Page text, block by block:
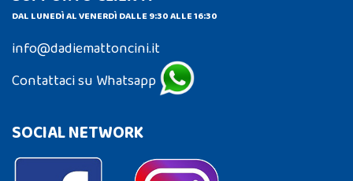
DAL LUNEDÌ AL VENERDÌ DALLE 9:30 ALLE 16:30
info@dadiemattoncini.it
Contattaci su Whatsapp
SOCIAL NETWORK